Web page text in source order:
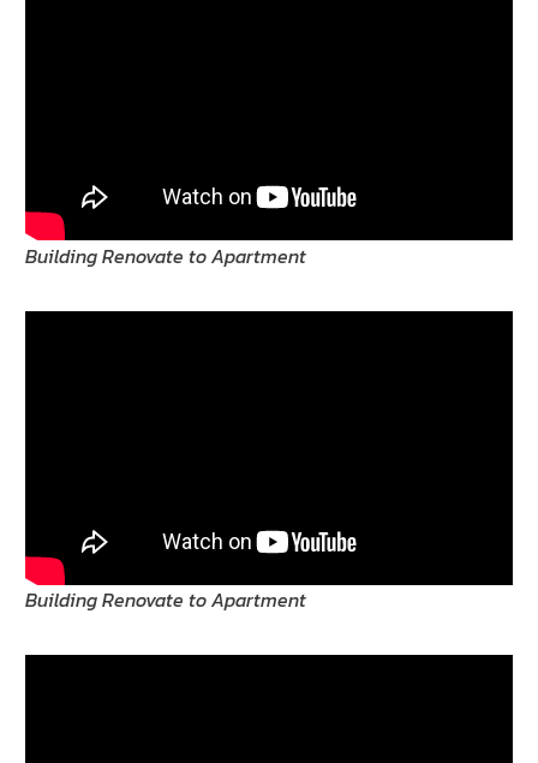
Building Renovate to Apartment
Building Renovate to Apartment